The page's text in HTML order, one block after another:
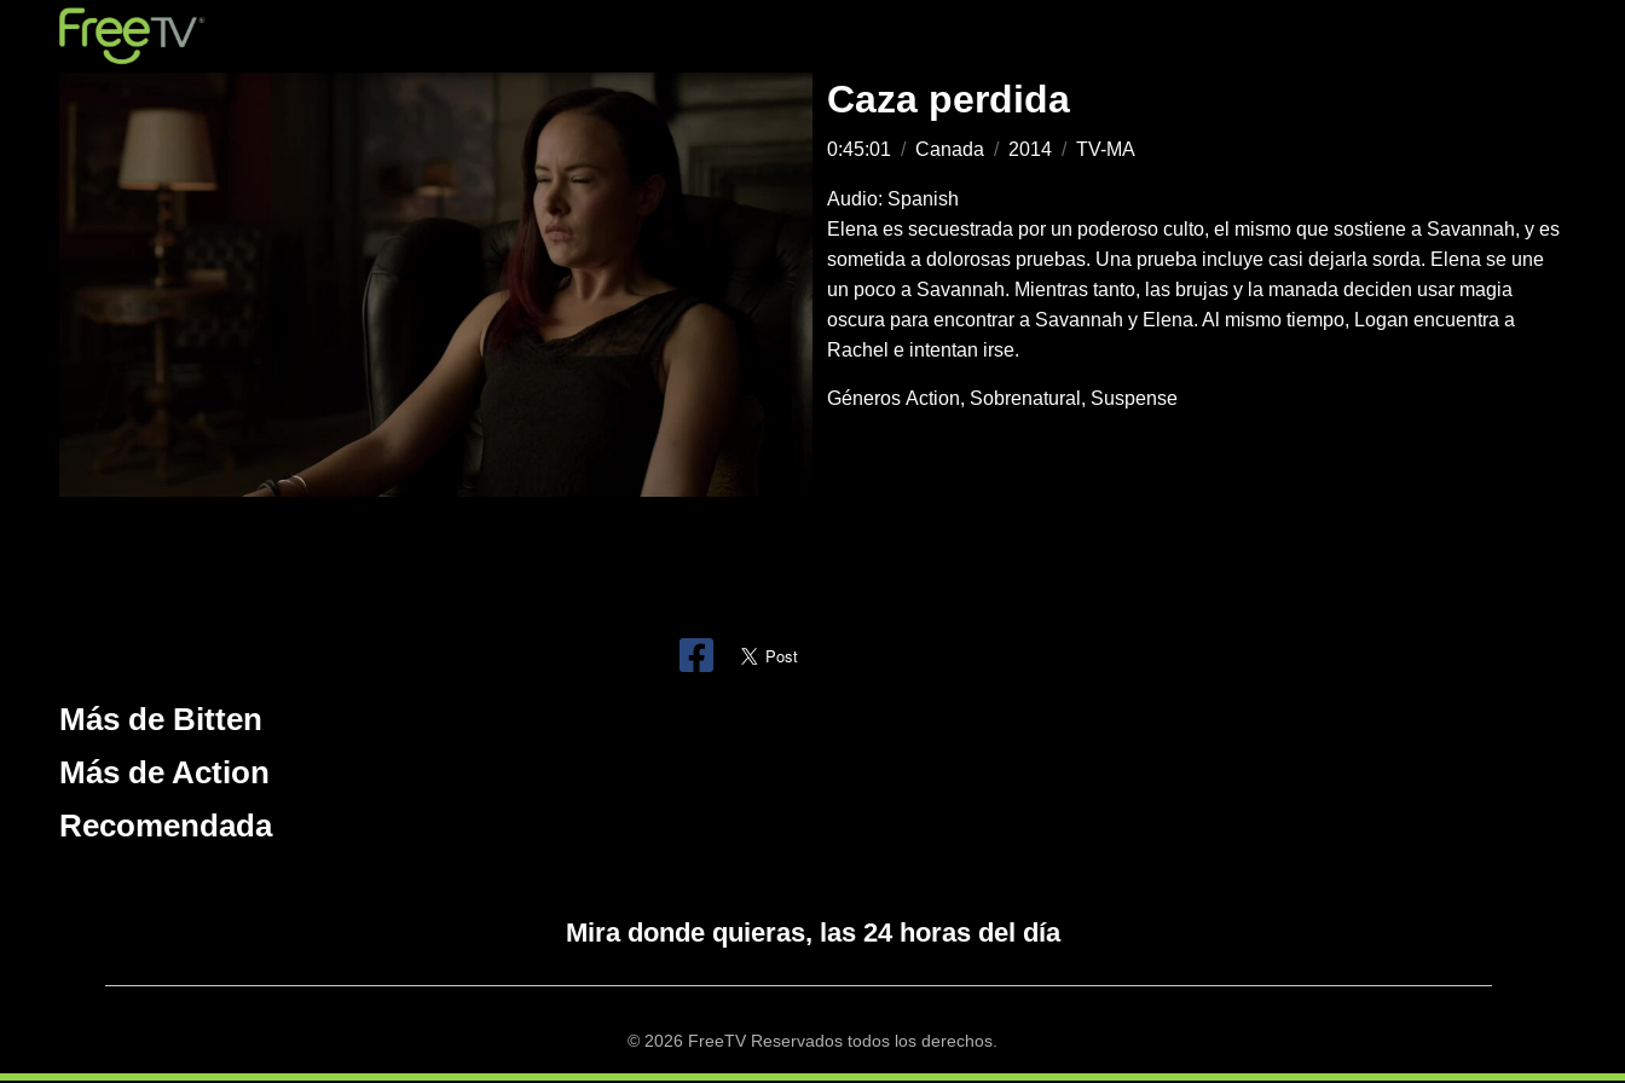
Caza perdida
0:45:01 / Canada / 2014 / TV-MA
Audio: Spanish
Elena es secuestrada por un poderoso culto, el mismo que sostiene a Savannah, y es
sometida a dolorosas pruebas. Una prueba incluye casi dejarla sorda. Elena se une
un poco a Savannah. Mientras tanto, las brujas y la manada deciden usar magia
oscura para encontrar a Savannah y Elena. Al mismo tiempo, Logan encuentra a
Rachel e intentan irse.
Géneros Action Sobrenatural Suspense
Más de Bitten
Más de Action
Recomendada
Mira donde quieras, las 24 horas del día
© 2026 FreeTV Reservados todos los derechos.